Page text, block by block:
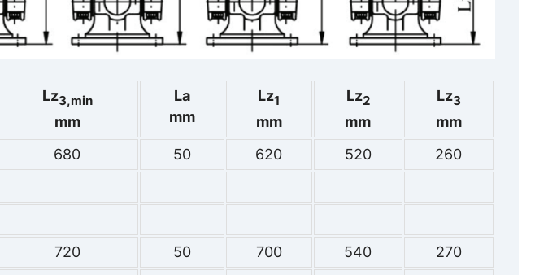
Lz3,min
mm
La
mm
Lz1
mm
Lz2
mm
Lz3
mm
680 50 620 520 260
720 50 700 540
270